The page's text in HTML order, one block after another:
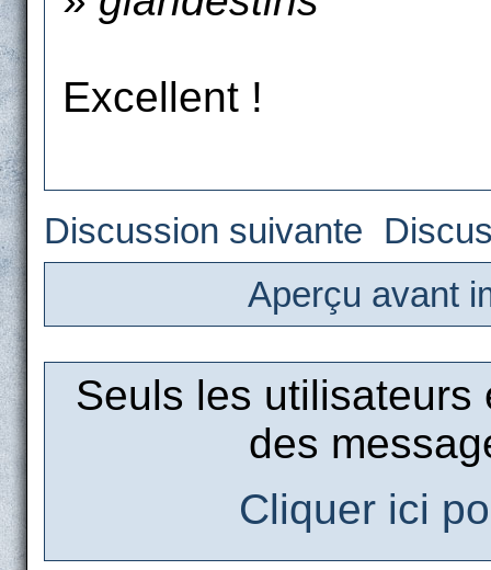
Excellent !
Discussion suivante
Aperçu avant
Seuls les
des
Cliquer ici